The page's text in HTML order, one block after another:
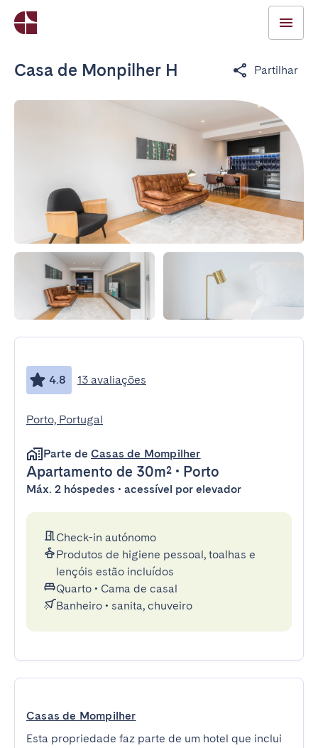
Casa de Monpilher H Partilhar
4.8 13 avaliações
Porto, Portugal
Parte de Casas de Mompilher
Apartamento de 30m² • Porto
Máx. 2 hóspedes • acessível por elevador
Check-in autónomo
Produtos de higiene pessoal, toalhas e
lençóis estão incluídos
Quarto • Cama de casal
Banheiro • sanita, chuveiro
Casas de Mompilher
Esta propriedade faz parte de um hotel que inclui